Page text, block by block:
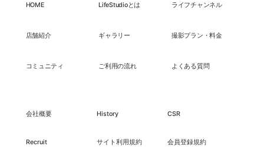
HOME LifeStudioとは ライフチャンネル
店舗紹介 ギャラリー 撮影プラン・料金
コミュニティ ご利用の流れ よくある質問
会社概要 History CSR
Recruit サイト利用規約 会員登録規約